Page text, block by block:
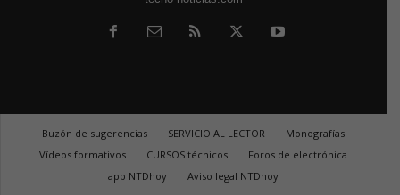
Buzón de sugerencias SERVICIO AL LECTOR
Monografías
Vídeos formativos
CURSOS técnicos
Foros de electrónica
app NTDhoy
Aviso legal NTDhoy